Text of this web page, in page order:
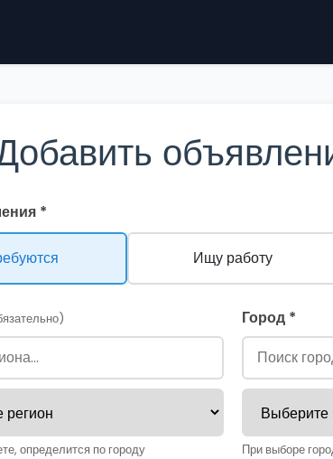
*
Ищу работу
определится по городу
Город *
При выборе